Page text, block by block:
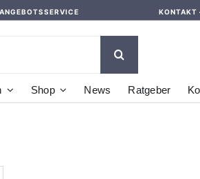
ANGEBOTSSERVICE KONTAKT
Shop News Ratgeber